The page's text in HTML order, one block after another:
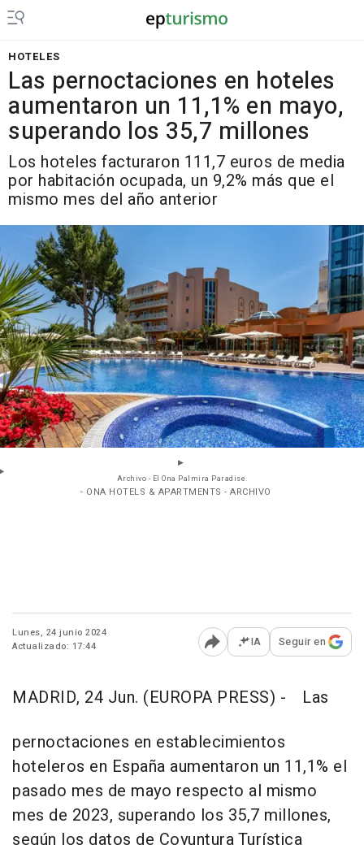
HOTELES
Las pernoctaciones en hoteles
aumentaron un 11,1% en mayo,
superando los 35,7 millones
Los hoteles facturaron 111,7 euros de media
por habitación ocupada, un 9,2% más que el
mismo mes del año anterior
Archivo - El Ona Palmira Paradise.
- ONA HOTELS & APARTMENTS - ARCHIVO
Lunes, 24 junio 2024
Actualizado: 17:44
Abrir opciones para
IA Seguir en
MADRID, 24 Jun. (EUROPA PRESS) -
Las
pernoctaciones en establecimientos
hoteleros en España aumentaron un 11,1% el
pasado mes de mayo respecto al mismo
mes de 2023, superando los 35,7 millones,
según los datos de Coyuntura Turística